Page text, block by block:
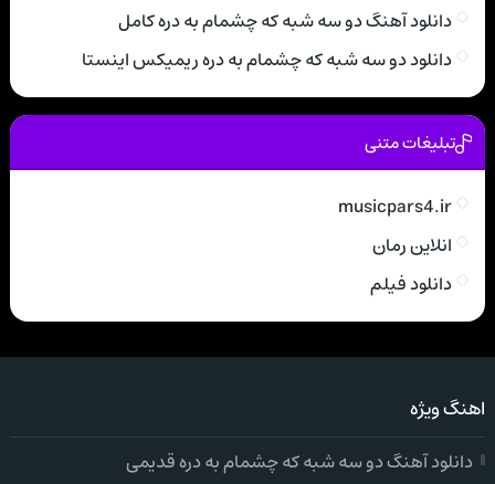
دانلود آهنگ دو سه شبه که چشمام به دره کامل
دانلود دو سه شبه که چشمام به دره ریمیکس اینستا
تبلیغات متنی
musicpars4.ir
انلاین رمان
دانلود فیلم
اهنگ ویژه
دانلود آهنگ دو سه شبه که چشمام به دره قدیمی